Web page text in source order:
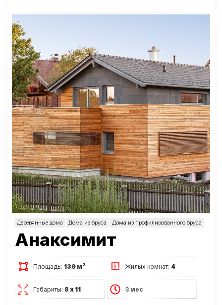
Деревянные дома Дома из бруса Дома из профилированного бруса
Анаксимит
Площадь: 139 м2 Жилых комнат: 4
Габариты: 8 х 11 3 мес